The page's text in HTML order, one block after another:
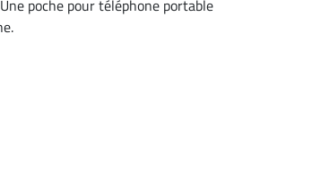
poche pour téléphone portable